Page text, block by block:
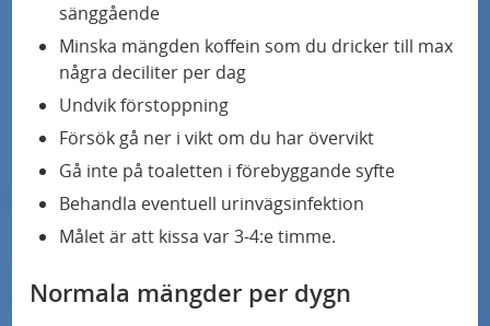
sänggående
Minska mängden koffein som du dricker till max
några deciliter per dag
Undvik förstoppning
Försök gå ner i vikt om du har övervikt
Gå inte på toaletten i förebyggande syfte
Behandla eventuell urinvägsinfektion
Målet är att kissa var 3-4:e timme.
Normala mängder per dygn